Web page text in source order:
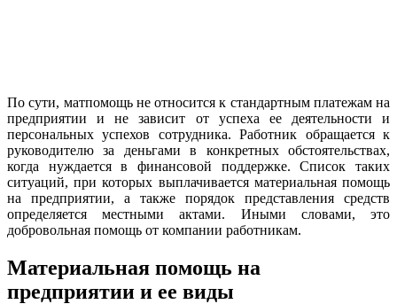
По сути, матпомощь не относится к стандартным платежам на
предприятии и не зависит от успеха ее деятельности и
персональных успехов сотрудника. Работник обращается к
руководителю за деньгами в конкретных обстоятельствах,
когда нуждается в финансовой поддержке. Список таких
ситуаций, при которых выплачивается материальная помощь
на предприятии, а также порядок представления средств
определяется местными актами. Иными словами, это
добровольная помощь от компании работникам.
Материальная помощь на
предприятии и ее виды